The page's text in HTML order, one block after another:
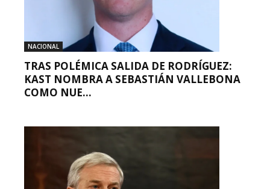
NACIONAL
TRAS POLÉMICA SALIDA DE RODRÍGUEZ:
KAST NOMBRA A SEBASTIÁN VALLEBONA
COMO NUE...